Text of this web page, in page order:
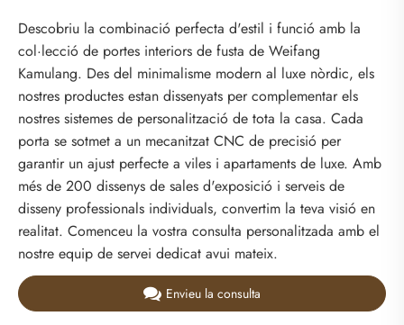
Descobriu la combinació perfecta d'estil i funció amb la
col·lecció de portes interiors de fusta de Weifang
Kamulang. Des del minimalisme modern al luxe nòrdic, els
nostres productes estan dissenyats per complementar els
nostres sistemes de personalització de tota la casa. Cada
porta se sotmet a un mecanitzat CNC de precisió per
garantir un ajust perfecte a viles i apartaments de luxe. Amb
més de 200 dissenys de sales d'exposició i serveis de
disseny professionals individuals, convertim la teva visió en
realitat. Comenceu la vostra consulta personalitzada amb el
nostre equip de servei dedicat avui mateix.
Envieu la consulta